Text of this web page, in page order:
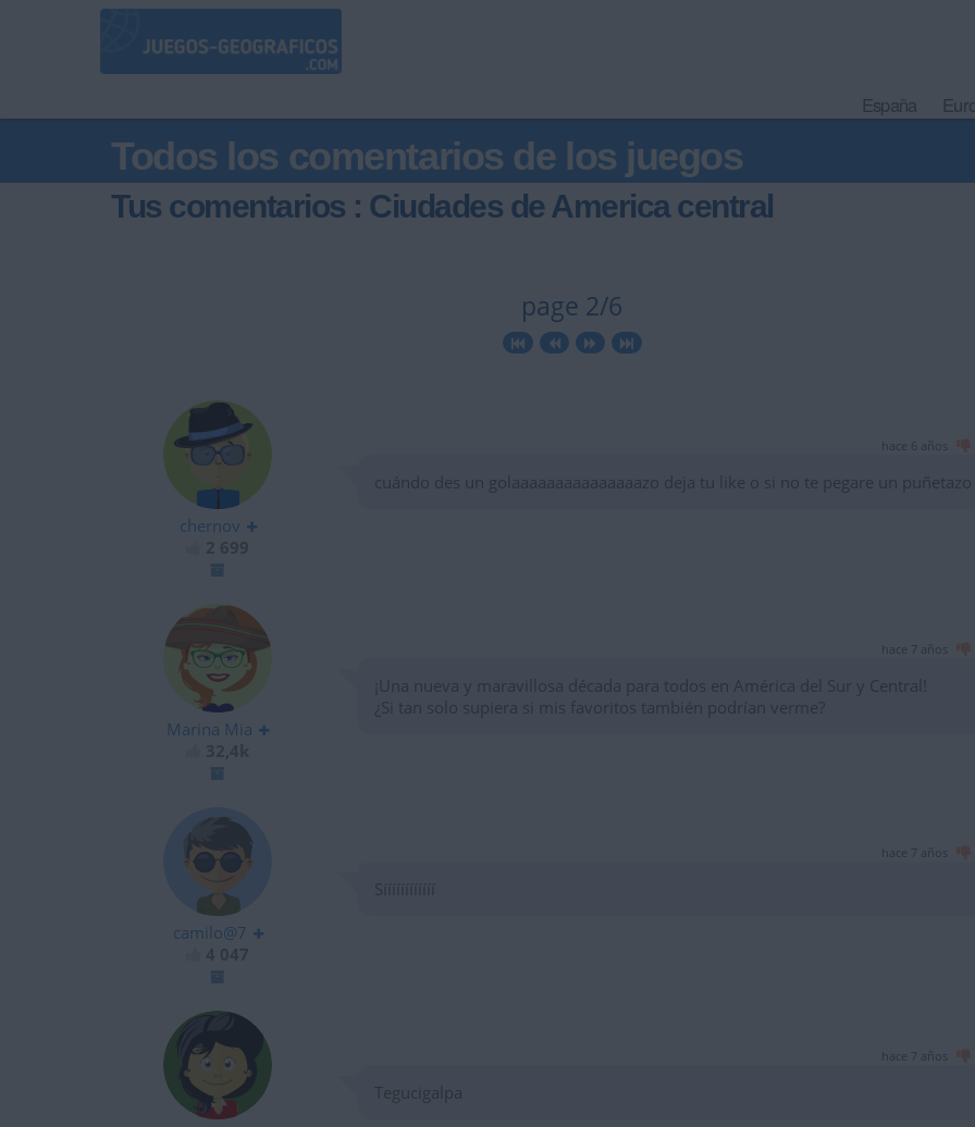
España
Todos los comentarios de los juegos
Tus comentarios : Ciudades de America central
page 2/6
chernov
hace 6 años
cuándo des un golaaaaaaaaaaaaaaazo deja tu like o si no te pegare un puñetazo
Marina Mia
hace 7 años
¡Una nueva y maravillosa década para todos en América del Sur y Central!
¿Si tan solo supiera si mis favoritos también podrían verme?
camilo@7
hace 7 años
Síííííííííííí
hace 7 años
Tegucigalpa